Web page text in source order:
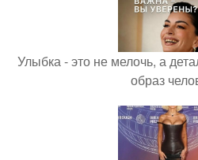
Улыбка - это не мелочь, а
образ